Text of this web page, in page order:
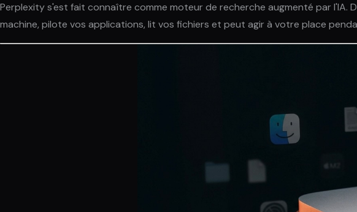
Perplexity s'est fait connaître comme moteur de recherche augmenté par l'IA.
machine, pilote vos applications, lit vos fichiers et peut agir à votre place